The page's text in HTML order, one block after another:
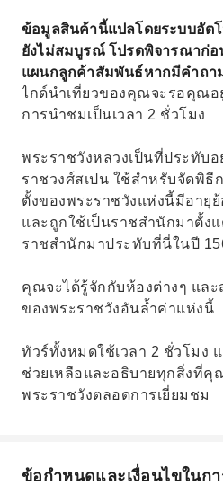
ข้อมูลสินค้านี้แปลโดยระบบอัต
ยังไม่สมบูรณ์ โปรดพิจารณาก่
แผนกลูกค้าสัมพันธ์หากมีคำถา
ไกด์นำเที่ยวของคุณจะรอคุณอ
การนำชมเป็นเวลา 2 ชั่วโมง
พระราชวังหลวงเป็นที่ประทับอ
ราชวงศ์สเปน ใช้สำหรับจัดพิธี
ตั้งของพระราชวังแห่งนี้มีอายุ
และถูกใช้เป็นราชสำนักมาตั้ง
ราชสำนักมาประทับที่นี่ในปี
คุณจะได้รู้จักกับห้องต่างๆ แล
ของพระราชวังอันล้ำค่าแห่งนี้
ทัวร์ทั้งหมดใช้เวลา 2 ชั่วโมง
ช่วยเหลือและอธิบายทุกสิ่งที่คุ
พระราชวังตลอดการเยี่ยมชม
ข้อกำหนดและเงื่อนไขในก